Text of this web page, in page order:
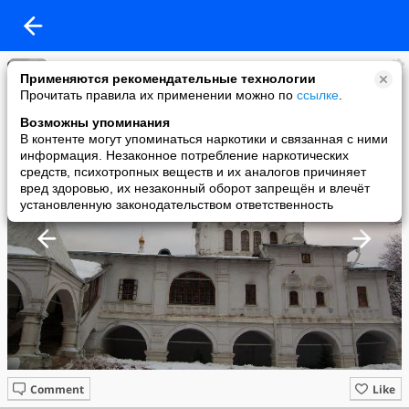
Применяются рекомендательные технологии
Прочитать правила их применении можно по ссылке
Возможны упоминания
В контенте могут упоминаться наркотики и связанная с ними
информация. Незаконное потребление наркотических
средств, психотропных веществ и их аналогов причиняет
вред здоровью, их незаконный оборот запрещён и влечёт
установленную законодательством ответственность
Лугавчик
added a photo
07 Mar в 20:52
Like
Comment